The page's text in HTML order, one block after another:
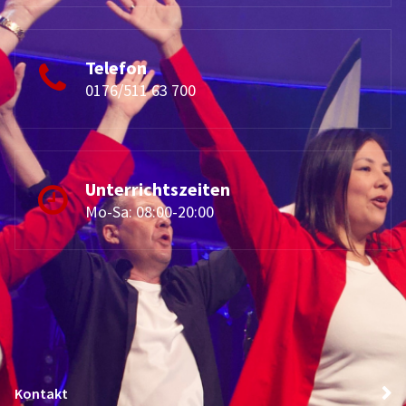
Telefon
0176/511 63 700
Unterrichtszeiten
Mo-Sa: 08:00-20:00
Kontakt